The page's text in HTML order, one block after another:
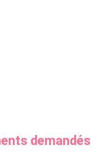
demandés